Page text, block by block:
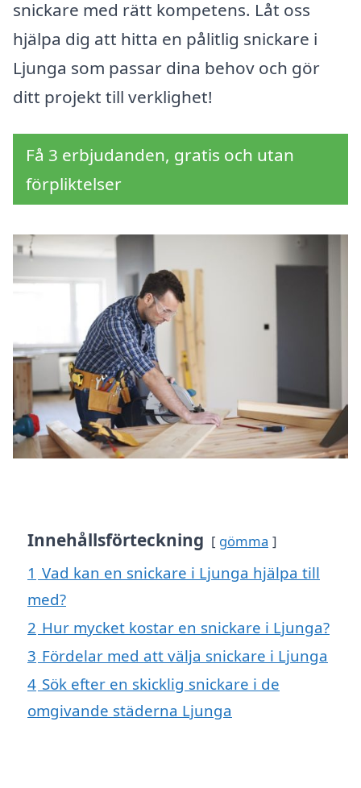
snickare med rätt kompetens. Låt oss
hjälpa dig att hitta en pålitlig snickare i
Ljunga som passar dina behov och gör
ditt projekt till verklighet!
Få 3 erbjudanden, gratis och utan
förpliktelser
Innehållsförteckning gömma
1 Vad kan en snickare i Ljunga hjälpa till
med?
2 Hur mycket kostar en snickare i Ljunga?
3 Fördelar med att välja snickare i Ljunga
4 Sök efter en skicklig snickare i de
omgivande städerna Ljunga